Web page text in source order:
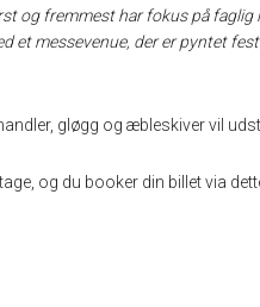
og fremmest har fokus på
et messevenue, der er pyntet
gløgg og æbleskiver vil
og du booker din billet via